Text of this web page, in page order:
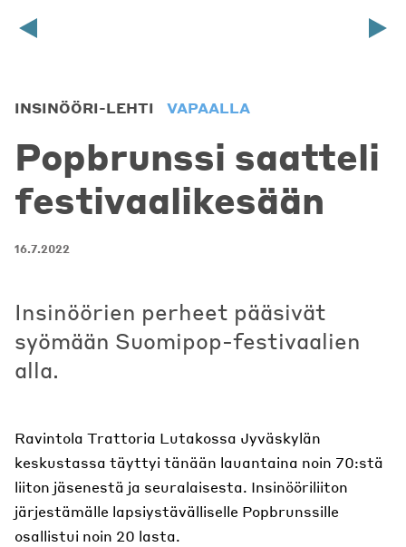
INSINÖÖRI-LEHTI VAPAALLA
Popbrunssi saatteli
festivaalikesään
16.7.2022
Insinöörien perheet pääsivät
syömään Suomipop-festivaalien
alla.
Ravintola Trattoria Lutakossa Jyväskylän
keskustassa täyttyi tänään lauantaina noin 70:stä
liiton jäsenestä ja seuralaisesta. Insinööriliiton
järjestämälle lapsiystävälliselle Popbrunssille
osallistui noin 20 lasta.